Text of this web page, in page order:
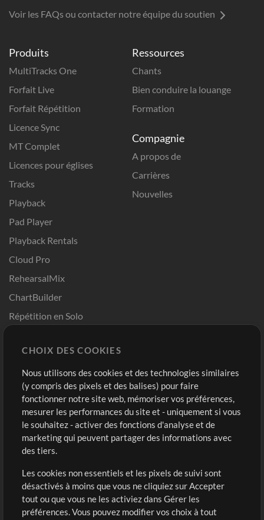
Produits
MultiTracks One
Forfait Live
Forfait Répétition
Licence Sync
MT Complet
Licences pour églises
Tracks
Playback
Pad Player
Playback Rentals
Cloud Pro
RehearsalMix
ChartBuilder
Répétition en Solo
Modèles ProPresenter
Sons
Ressources
Chants
Bien conduire la louange
Formation
Compagnie
A propos de
Carrières
Nouvelles
Boutique
Acheter des crédits
Contenu gratuit
Demander les pistes
Extras
Sessions
Compte
Connexion
S'inscrire
Voir les FAQs ou contacter notre équipe du soutien
CHOIX DES COOKIES
Nous utilisons des cookies et des technologies similaires
(y compris des pixels et des balises) pour faire
fonctionner notre site web, mémoriser vos préférences,
mesurer les performances du site et - uniquement si vous
le souhaitez - activer des fonctions d'analyse et de
marketing qui peuvent partager des informations avec
des tiers.
Les cookies non essentiels et les pixels de suivi sont
désactivés à moins que vous ne cliquiez sur Accepter
tout ou que vous ne les activiez dans Gérer les
préférences. Vous pouvez modifier vos choix à tout